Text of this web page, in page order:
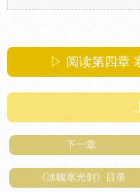
▷ 阅读第四章
下一章
《冰魄寒光剑》目录